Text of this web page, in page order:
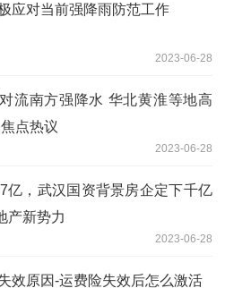
应对当前强降雨防范工作
2023-06-28
流南方强降水 华北黄淮等地高
点热议
2023-06-28
亿，武汉国资背景房企定下千亿
产新势力
2023-06-28
效原因-运费险失效后怎么激活